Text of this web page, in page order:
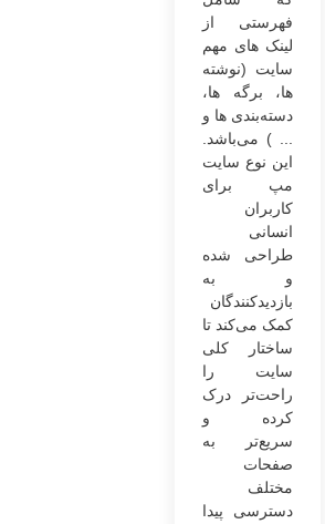
فهرستی از
لینک های مهم
سایت (نوشته
ها، برگه ها،
دسته‌بندی ها و
... ) می‌باشد.
این نوع سایت
مپ برای
کاربران
انسانی
طراحی شده
و به
بازدیدکنندگان
کمک می‌کند تا
ساختار کلی
سایت را
راحت‌تر درک
کرده و
سریع‌تر به
صفحات
مختلف
دسترسی پیدا